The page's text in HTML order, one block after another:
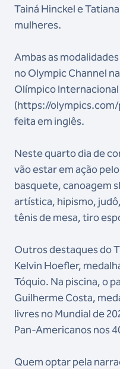
Tainá Hinckel e
mulheres.
Ambas as
no Olympic Channel
Olímpico
(https://
feita em inglês.
Neste quarto dia de
vão estar em ação
basquete, canoagem
artística, hipismo,
tênis de mesa, tiro
Outros destaques do
Kelvin Hoefler,
Tóquio. Na piscina, o
Guilherme Costa,
livres no Mundial de
Pan-Americanos nos
Quem optar pela